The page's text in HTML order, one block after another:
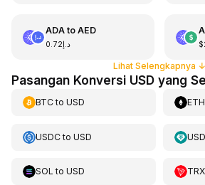
ADAto AED
د.إ0.72
Lihat Selengkapnya ↓
Pasangan Konversi USD yang
BTCto USD ETH
USDCto USD
SOL to USD TRX